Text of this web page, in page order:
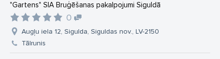
"Gartens" SIA Bruģēšanas pakalpojumi Siguldā
0
Augļu iela 12, Sigulda, Siguldas nov., LV-2150
Tālrunis